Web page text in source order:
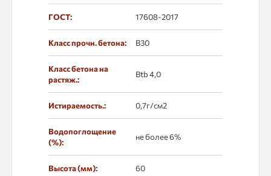
ГОСТ: 17608-2017
Класс прочн. бетона: B30
Класс бетона на
растяж.:
Btb 4,0
Истираемость.: 0,7г/см2
Водопоглощение
(%):
не более 6%
Высота (мм): 60